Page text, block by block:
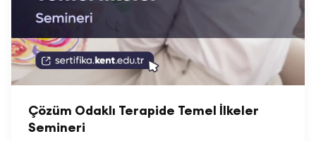
Çözüm Odaklı Terapide Temel İlkeler
Semineri